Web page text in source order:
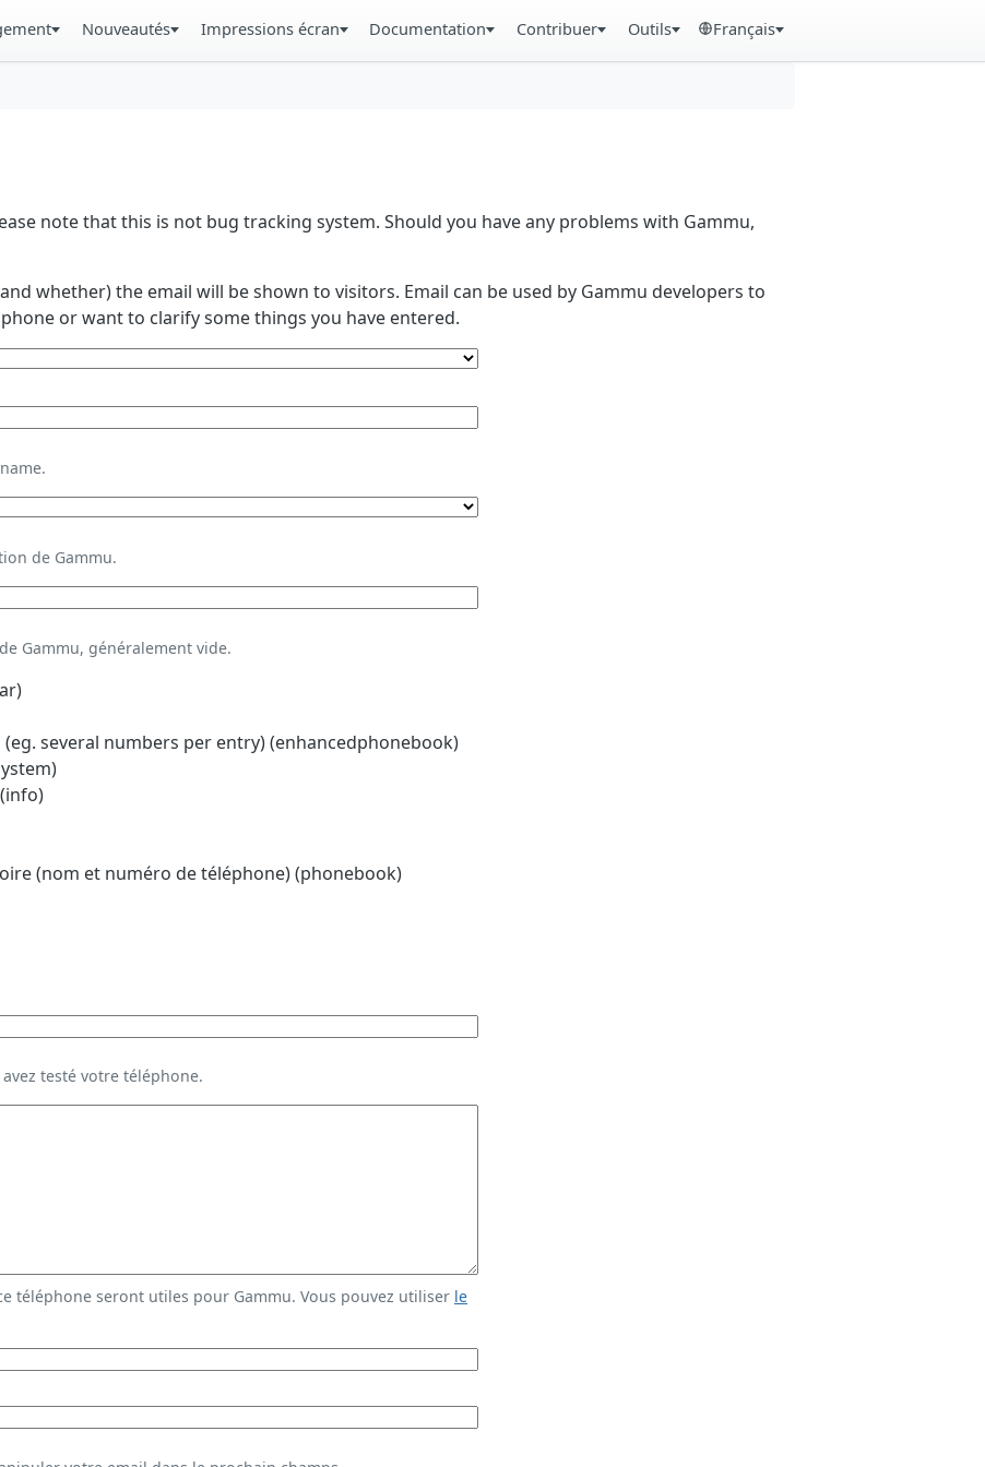
Nouveautés Impressions écran Documentation Contribuer Outils Français
note that this is not bug tracking system. Should you have any problems with Gammu,
whether) the email will be shown to visitors. Email can be used by Gammu developers to
or want to clarify some things you have entered.
de Gammu.
Gammu, généralement vide.
several numbers per entry) (enhancedphonebook)
(nom et numéro de téléphone) (phonebook)
testé votre téléphone.
téléphone seront utiles pour Gammu. Vous pouvez utiliser le